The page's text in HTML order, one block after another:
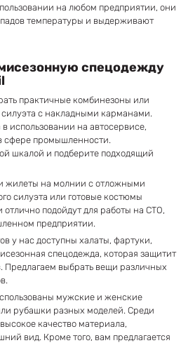
на любом предприятии, они
температуры и выдерживают
спецодежду
практичные комбинезоны или
с накладными карманами.
использовании на автосервисе,
сфере промышленности.
шкалой и подберите подходящий
жилеты на молнии с отложными
силуэта или готовые костюмы
подойдут для работы на СТО,
предприятии.
у нас доступны халаты, фартуки,
спецодежда, которая защитит
Предлагаем выбрать вещи различных
мужские и женские
рубашки разных моделей. Среди
качество материала,
вид. Кроме того, вам предлагается